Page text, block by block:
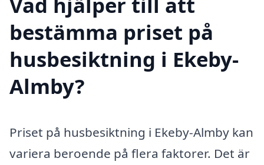
bestämma priset på
husbesiktning i Ekeby-
Almby?
Priset på husbesiktning i Ekeby-Almby kan
variera beroende på flera faktorer. Det är